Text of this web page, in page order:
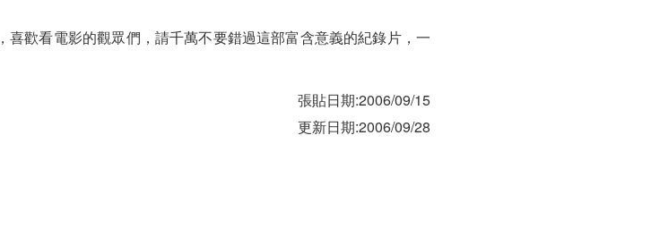
喜歡看電影的觀眾們，請千萬不要錯過這部富含意義的紀錄片，一
張貼日期:2006/09/15
更新日期:2006/09/28